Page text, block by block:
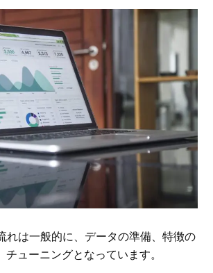
れは一般的に、データの準備、特徴の
ューニングとなっています。